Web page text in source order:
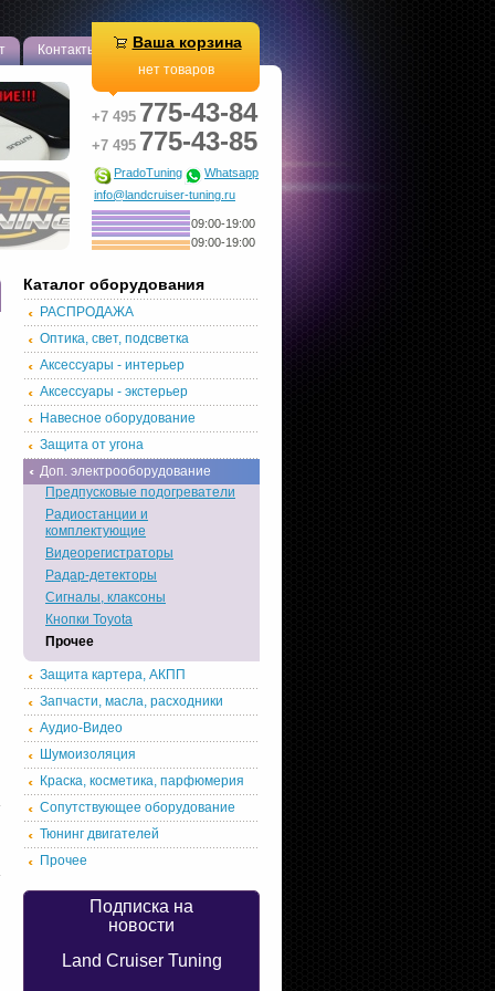
Контакты Ваша корзина
нет товаров
+7 495 775-43-84
+7 495 775-43-85
PradoTuning
Whatsapp
info@landcruiser-tuning.ru
09:00-19:00
09:00-19:00
Каталог оборудования
РАСПРОДАЖА
Оптика, свет, подсветка
Аксессуары - интерьер
Аксессуары - экстерьер
Навесное оборудование
Защита от угона
Доп. электрооборудование
Предпусковые подогреватели
Радиостанции и
комплектующие
Видеорегистраторы
Радар-детекторы
Сигналы, клаксоны
Кнопки Toyota
Прочее
Защита картера, АКПП
Запчасти, масла, расходники
Аудио-Видео
Шумоизоляция
Краска, косметика, парфюмерия
Сопутствующее оборудование
Тюнинг двигателей
Прочее
Подписка на
новости
Land Cruiser Tuning